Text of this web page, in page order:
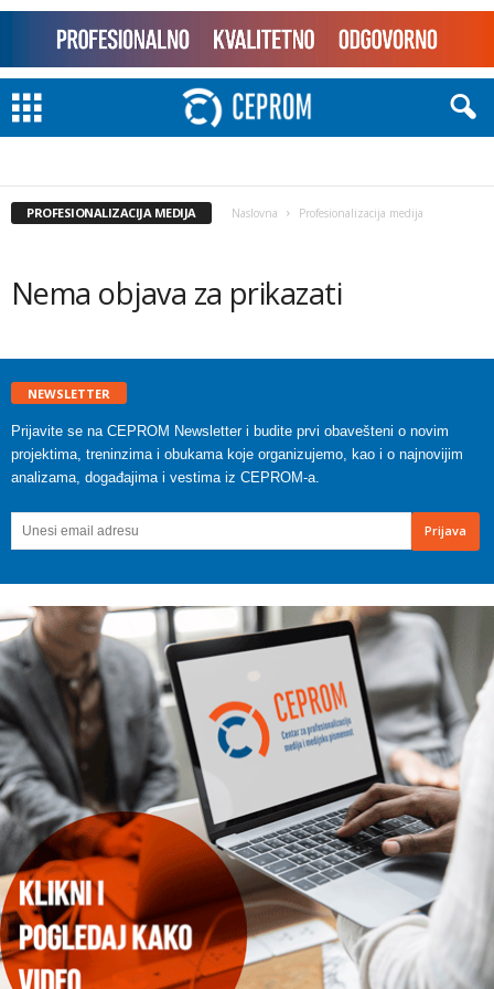
PROFESIONALIZACIJA MEDIJA Naslovna Profesionalizacija medija
Nema objava za prikazati
NEWSLETTER
Prijavite se na CEPROM Newsletter i budite prvi obavešteni o novim
projektima, treninzima i obukama koje organizujemo, kao i o najnovijim
analizama, događajima i vestima iz CEPROM-a.